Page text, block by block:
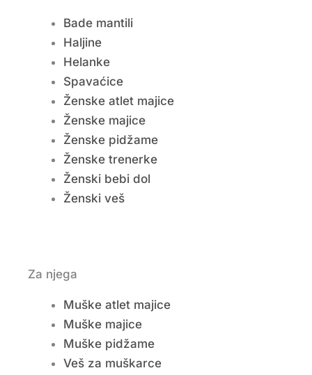
Bade mantili
Haljine
Helanke
Spavaćice
Ženske atlet majice
Ženske majice
Ženske pidžame
Ženske trenerke
Ženski bebi dol
Ženski veš
Za njega
Muške atlet majice
Muške majice
Muške pidžame
Veš za muškarce